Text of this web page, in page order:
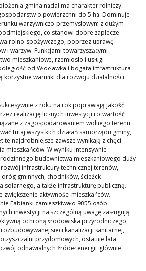
gmina nadal ma charakter rolniczy
o powierzchni do 5 ha. Dominuje
warzywniczo-przemysłowym z dużym
co stanowi dobre zaplecze
rolno-spożywczego, poprzez uprawę
i warzyw. Funkcjami towarzyszącymi
mieszkaniowe, rzemiosło i usługi
od Włocławka i bogata infrastruktura
korzystne warunki dla rozwoju działalności
z roku na rok poprawiają jakość
realizację licznych inwestycji i otwartość
z zagospodarowaniem wolnego terenu.
tutaj wszystkich działań samorządu gminy,
te najdrobniejsze zawsze wynikają z chęci
mieszkańców. W wyniku intensywnie
budownictwa mieszkaniowego duży
rozwój infrastruktury technicznej terenów,
gminnych, chodników, ścieżek
solarnego, a także infrastrukturę publiczną.
zwiększenie aktywności mieszkańców.
Fabianki zamieszkiwało 9855 osób.
inwestycji na szczególną uwagę zasługują
ochroną środowiska przyrodniczego.
sieci kanalizacji sanitarnej,
przydomowych, ostatnie lata
odnawialnych źródeł energii, głównie